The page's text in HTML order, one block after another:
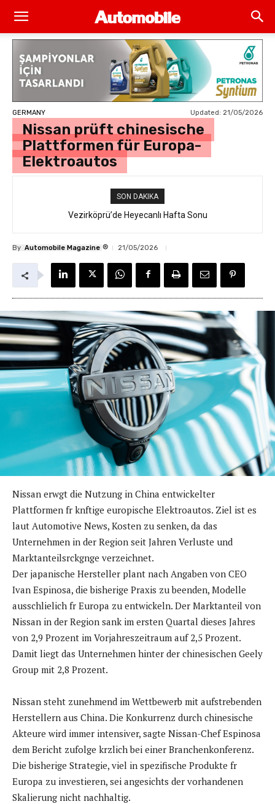
GERMANY Updated: 21/05/2026
Nissan prüft chinesische
Plattformen für Europa-
Elektroautos
SON DAKIKA
Vezirköprü’de Heyecanlı Hafta Sonu
By Automobile Magazine ® 21/05/2026
Nissan erwgt die Nutzung in China entwickelter
Plattformen fr knftige europische Elektroautos. Ziel ist es
laut Automotive News, Kosten zu senken, da das
Unternehmen in der Region seit Jahren Verluste und
Marktanteilsrckgnge verzeichnet.
Der japanische Hersteller plant nach Angaben von CEO
Ivan Espinosa, die bisherige Praxis zu beenden, Modelle
ausschlielich fr Europa zu entwickeln. Der Marktanteil von
Nissan in der Region sank im ersten Quartal dieses Jahres
von 2,9 Prozent im Vorjahreszeitraum auf 2,5 Prozent.
Damit liegt das Unternehmen hinter der chinesischen Geely
Group mit 2,8 Prozent.
Nissan steht zunehmend im Wettbewerb mit aufstrebenden
Herstellern aus China. Die Konkurrenz durch chinesische
Akteure wird immer intensiver, sagte Nissan-Chef Espinosa
dem Bericht zufolge krzlich bei einer Branchenkonferenz.
Die bisherige Strategie, viel in spezifische Produkte fr
Europa zu investieren, sei angesichts der vorhandenen
Skalierung nicht nachhaltig.